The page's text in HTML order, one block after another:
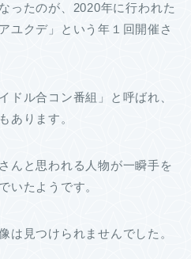
ったのが、2020年に行われた
ユクデ」という年１回開催さ
ドル合コン番組」と呼ばれ、
あります。
んと思われる人物が一瞬手を
いたようです。
は見つけられませんでした。